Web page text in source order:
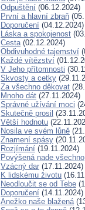
Odpuštění (06.12.2024)
První a hlavní zbraň
Doporučení (04.12.2024)
Láska a spokojenost
Cesta(02.12.2024)
Obdivuhodné tajemství
Každé vítězství
V Jeho přítomnosti
Skvosty a cetky
Za všechno děkovat
Mnoho dát (27.11.2024)
Správné užívání moci
Skutečně prosil
Větší hodnotu
Nosila ve svém lůně
Znamení spásy
Rozjímání (19.11.2024)
Povýšená nade všechno
Vzácný dar (17.11.2024)
K lidskému životu
Neodloučit se od Tebe
Doporučení (14.11.2024)
Anežko naše blažená